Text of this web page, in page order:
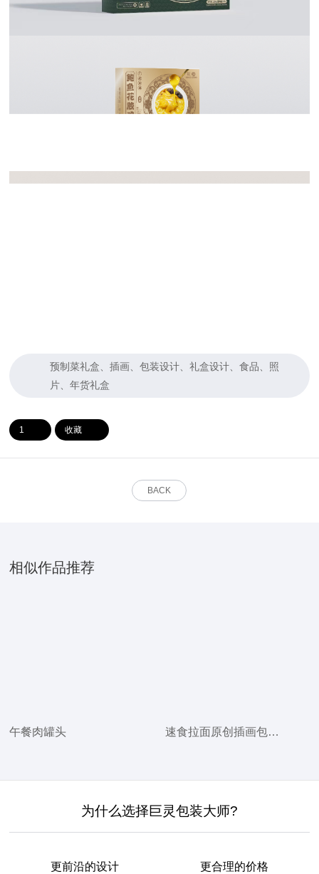
预制菜礼盒、插画、包装设计、礼盒设计、食品、照
片、年货礼盒
1 收藏
BACK
相似作品推荐
午餐肉罐头 速食拉面原创插画包装设计
为什么选择巨灵包装大师?
更前沿的设计 更合理的价格